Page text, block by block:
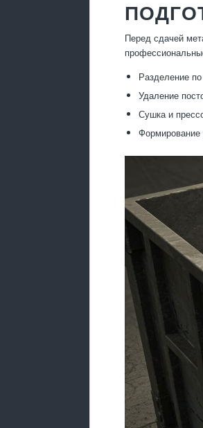
Перед сдачей
Разделение
Удаление
Сушка и
Формирование